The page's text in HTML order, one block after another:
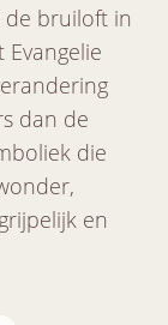
de bruiloft in
dan de
die
en